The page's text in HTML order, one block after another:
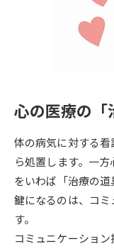
留学・進学関連、塾・
幼稚園教員資格認定試験
高等学校（情報）教員資
試験
大
心の医療の「
体の病気に対する
ら処置します。一
をいわば「治療の
鍵になるのは、コ
す。
コミュニケーショ